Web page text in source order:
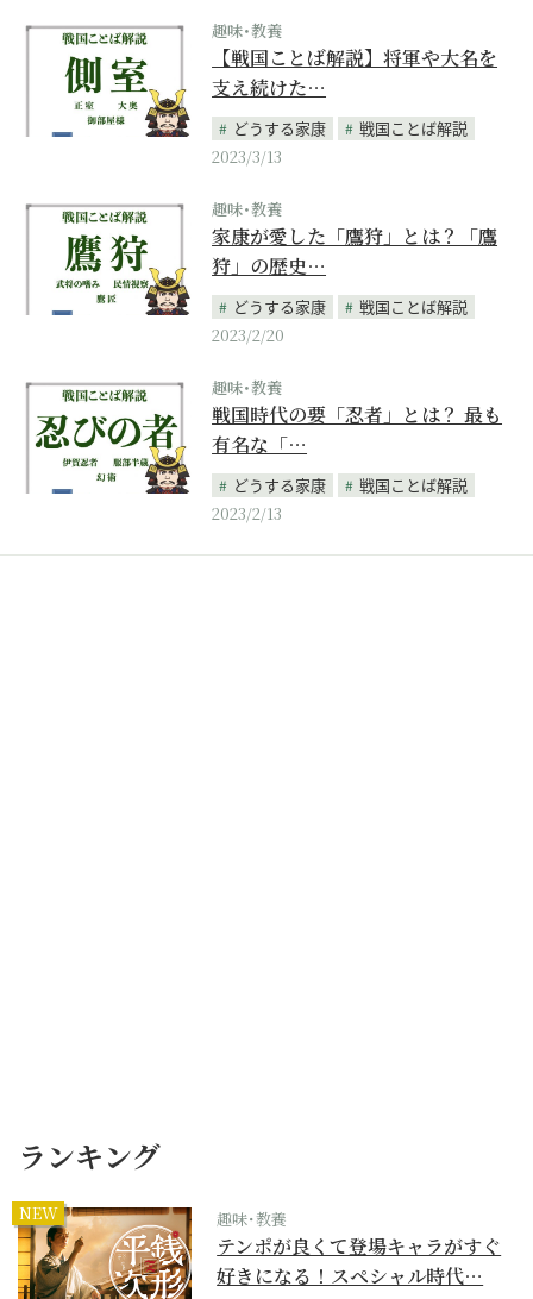
趣味･教養
【戦国ことば解説】将軍や大名を
支え続けた…
どうする家康
戦国ことば解説
2023/3/13
趣味･教養
家康が愛した「鷹狩」とは？「鷹
狩」の歴史…
どうする家康
戦国ことば解説
2023/2/20
趣味･教養
戦国時代の要「忍者」とは？ 最も
有名な「…
どうする家康
戦国ことば解説
2023/2/13
ランキング
NEW 趣味･教養
テンポが良くて登場キャラがすぐ
好きになる！スペシャル時代…